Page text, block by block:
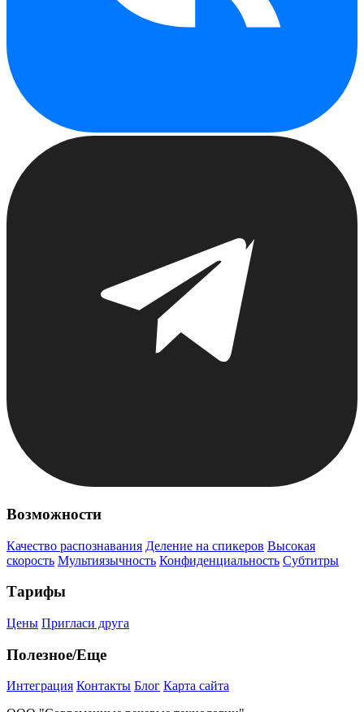
Возможности
Качество распознавания Деление на спикеров Высокая
скорость Мультиязычность Конфиденциальность Субтитры
Тарифы
Цены Пригласи друга
Полезное/Еще
Интеграция Контакты Блог Карта сайта